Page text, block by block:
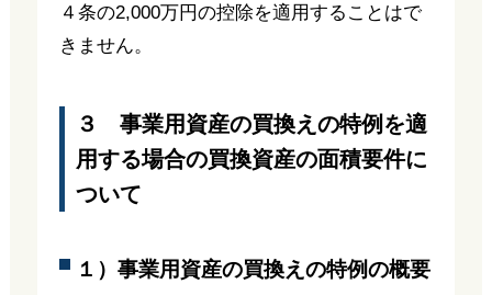
４条の2,000万円の控除を適用することはで
きません。
３ 事業用資産の買換えの特例を適
用する場合の買換資産の面積要件に
ついて
１）事業用資産の買換えの特例の概要